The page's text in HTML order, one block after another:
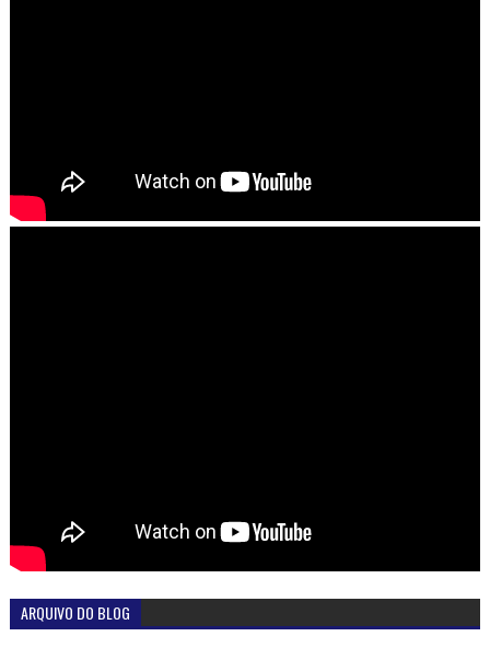
ARQUIVO DO BLOG